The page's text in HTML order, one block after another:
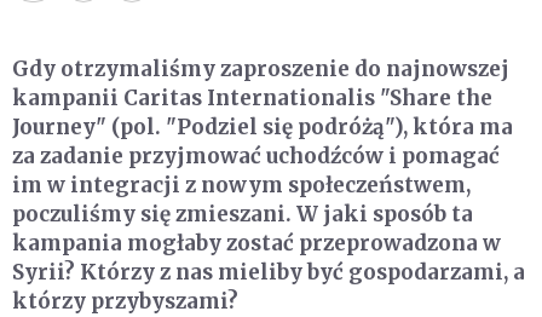
Gdy otrzymaliśmy zaproszenie do najnowszej
kampanii Caritas Internationalis "Share the
Journey" (pol. "Podziel się podróżą"), która ma
za zadanie przyjmować uchodźców i pomagać
im w integracji z nowym społeczeństwem,
poczuliśmy się zmieszani. W jaki sposób ta
kampania mogłaby zostać przeprowadzona w
Syrii? Którzy z nas mieliby być gospodarzami, a
którzy przybyszami?